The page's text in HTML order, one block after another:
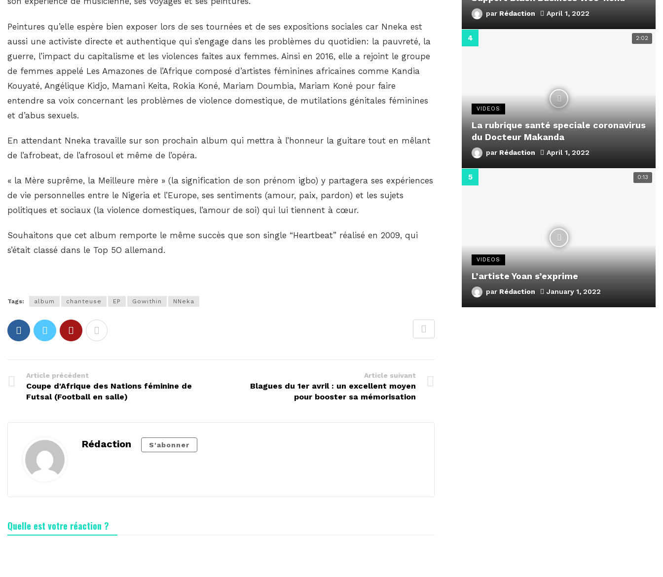
Peintures qu’elle espère bien exposer lors de ses tournées et de ses expositions sociales car Nneka est
aussi une activiste directe et authentique qui s’engage dans les problèmes du quotidien: la pauvreté, la
guerre, l’impact du capitalisme et les violences faites aux femmes. Ainsi en 2016, elle a rejoint le groupe
de femmes appelé Les Amazones de l’Afrique composé d’artistes féminines africaines comme Kandia
Kouyaté, Angélique Kidjo, Mamani Keita, Rokia Koné, Mariam Doumbia, Mariam Koné pour faire
entendre sa voix concernant les problèmes de violence domestique, de mutilations génitales féminines
et d’abus sexuels.
En attendant Nneka travaille sur son prochain album qui mettra à l’honneur la guitare tout en mêlant
de l’afrobeat, de l’afrosoul et même de l’opéra.
« la Mère suprême, la Meilleure mère » (la signification de son prénom igbo) y partagera ses expériences
de vie personnelles entre le Nigeria et l’Europe, ses sentiments (amour, paix, pardon) et les sujets
politiques et sociaux (la violence domestiques, l’amour de soi) qui lui tiennent à cœur.
Souhaitons que cet album remporte le même succès que son single “Heartbeat” réalisé en 2009, qui
s’était classé dans le Top 5O allemand.
Tags: album chanteuse EP Gowithin NNeka
Article précédent
Coupe d'Afrique des Nations féminine de
Futsal (Football en salle)
Article suivant
Blagues du 1er avril : un excellent moyen
pour booster sa mémorisation
Rédaction S'abonner
Quelle est votre réaction ?
par Rédaction April 1, 2022
2:02
VIDEOS
La rubrique santé speciale coronavirus
du Docteur Makanda
par Rédaction April 1, 2022
0:13
VIDEOS
L’artiste Yoan s’exprime
par Rédaction January 1, 2022